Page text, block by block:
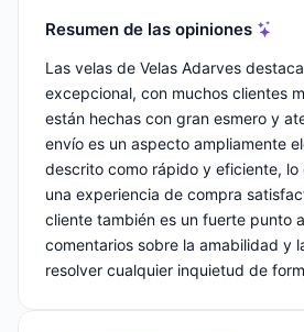
Resumen de las opiniones
Las velas de Velas Adarves
excepcional, con muchos clientes
están hechas con gran esmero y
envío es un aspecto ampliamente
descrito como rápido y eficiente, lo
una experiencia de compra
cliente también es un fuerte punto
comentarios sobre la amabilidad y
resolver cualquier inquietud de